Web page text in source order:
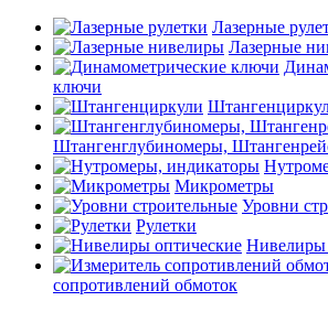
Лазерные
Лазерные
ключи
Штангенглубиномеры,
Микрометры
Уровни
Рулетки
Нивелиры
сопротивлений обмоток